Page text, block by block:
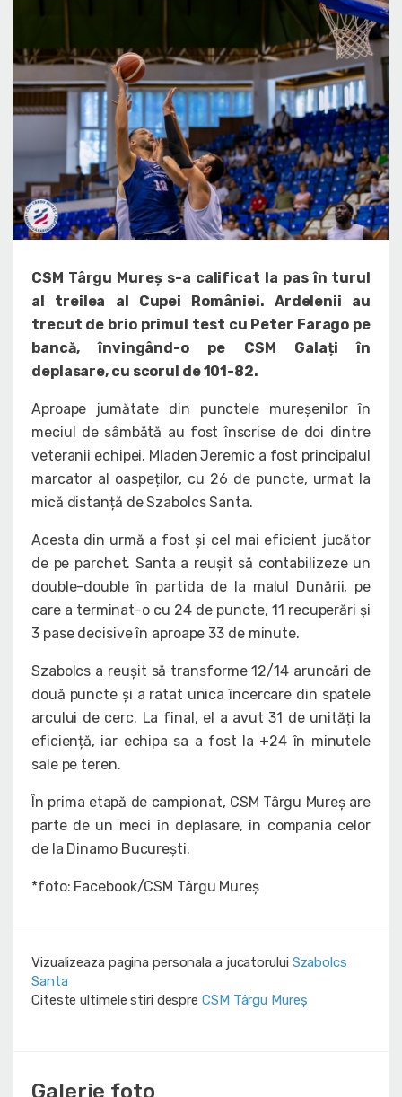
CSM Târgu Mureș s-a calificat la pas în turul
al treilea al Cupei României. Ardelenii au
trecut de brio primul test cu Peter Farago pe
bancă, învingând-o pe CSM Galați în
deplasare, cu scorul de 101-82.
Aproape jumătate din punctele mureșenilor în
meciul de sâmbătă au fost înscrise de doi dintre
veteranii echipei. Mladen Jeremic a fost principalul
marcator al oaspeților, cu 26 de puncte, urmat la
mică distanță de Szabolcs Santa.
Acesta din urmă a fost și cel mai eficient jucător
de pe parchet. Santa a reușit să contabilizeze un
double-double în partida de la malul Dunării, pe
care a terminat-o cu 24 de puncte, 11 recuperări și
3 pase decisive în aproape 33 de minute.
Szabolcs a reușit să transforme 12/14 aruncări de
două puncte și a ratat unica încercare din spatele
arcului de cerc. La final, el a avut 31 de unități la
eficiență, iar echipa sa a fost la +24 în minutele
sale pe teren.
În prima etapă de campionat, CSM Târgu Mureș are
parte de un meci în deplasare, în compania celor
de la Dinamo București.
*foto: Facebook/CSM Târgu Mureș
Vizualizeaza pagina personala a jucatorului Szabolcs
Santa
Citeste ultimele stiri despre CSM Târgu Mureș
Galerie foto